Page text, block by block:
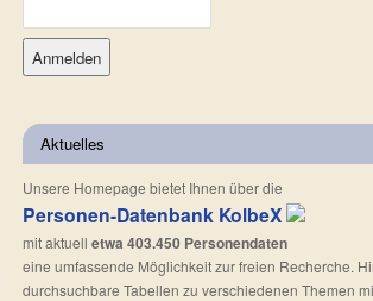
Aktuelles
Unsere Homepage bietet Ihnen über die
Personen-Datenbank KolbeX
mit aktuell etwa 403.450 Personendaten
eine umfassende Möglichkeit zur freien Recherche.
durchsuchbare Tabellen zu verschiedenen Themen